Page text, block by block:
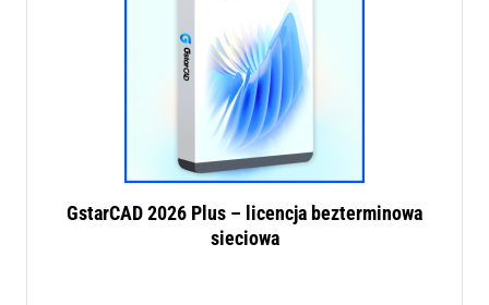
GstarCAD 2026 Plus – licencja bezterminowa
sieciowa